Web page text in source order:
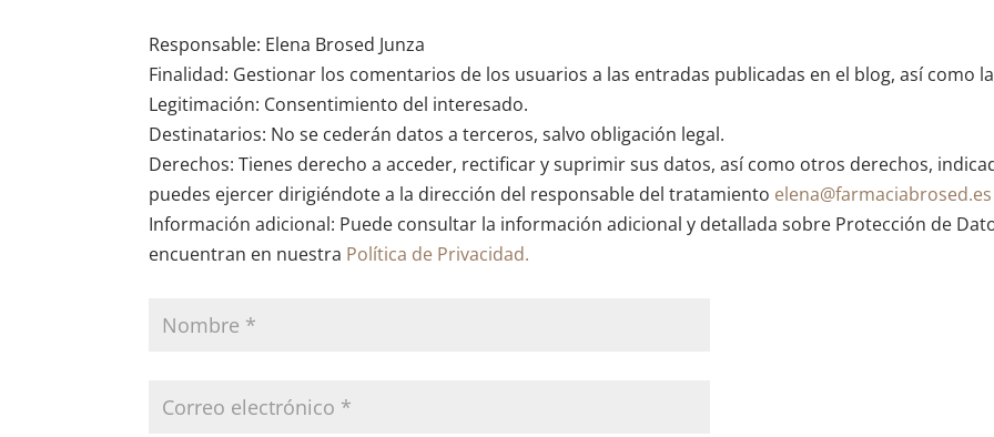
Responsable: Elena Brosed Junza
Finalidad: Gestionar los comentarios de los usuarios a las entradas publicadas en el blog, así como
Legitimación: Consentimiento del interesado.
Destinatarios: No se cederán datos a terceros, salvo obligación legal.
Derechos: Tienes derecho a acceder, rectificar y suprimir sus datos, así como otros derechos,
puedes ejercer dirigiéndote a la dirección del responsable del tratamiento elena@farmaciabrosed.es
Información adicional: Puede consultar la información adicional y detallada sobre Protección de
encuentran en nuestra Política de Privacidad.